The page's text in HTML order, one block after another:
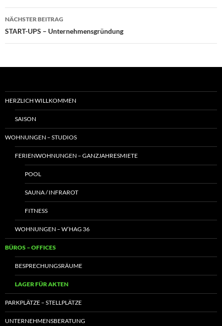
NÄCHSTER BEITRAG
START-UPS – Unternehmensgründung
HERZLICH WILLKOMMEN
SAISON
WOHNUNGEN – STUDIOS
FERIENWOHNUNGEN – GANZJAHRESMIETE
POOL
SAUNA / INFRAROT
FITNESS
WOHNUNGEN – W’HAG 36
BÜROS – OFFICES
BESPRECHUNGSRÄUME
LAGER FÜR AKTEN
PARKPLÄTZE – STELLPLÄTZE
UNTERNEHMENSBERATUNG